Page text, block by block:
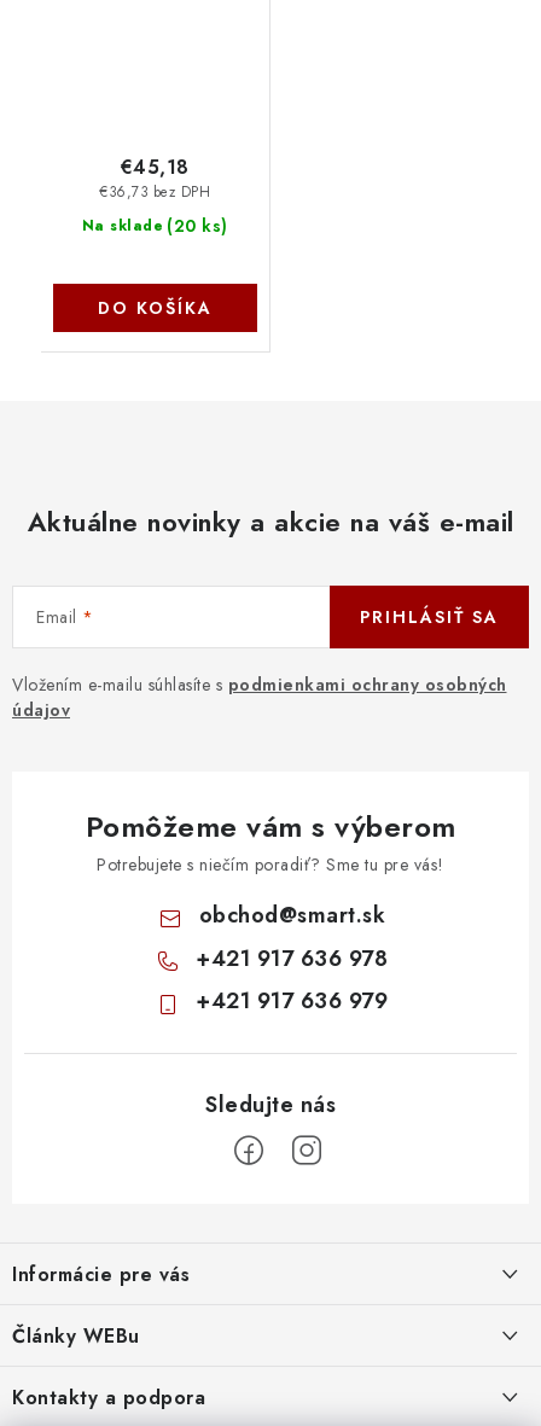
Na sklade (20 ks)
€36,73 bez DPH
€45,18
DO KOŠÍKA
Aktuálne novinky a akcie na váš e-mail
Email
Vložením e-mailu súhlasíte s podmienkami ochrany osobných
údajov
PRIHLÁSIŤ SA
Pomôžeme vám s výberom
Potrebujete s niečím poradiť? Sme tu pre vás!
obchod@smart.sk
+421 917 636 978
+421 917 636 979
p
ä
Informácie pre vás
Obchodné podmienky
Moja objednávka
Články WEBu
Dôležité oznamy
16.6.2026
Kontakty a podpora